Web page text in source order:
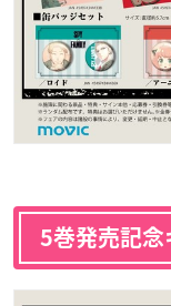
5巻発売記念